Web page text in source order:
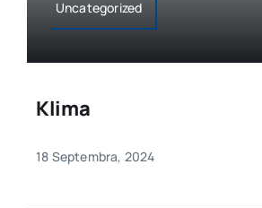
Uncategorized
Klima
18 Septembra, 2024